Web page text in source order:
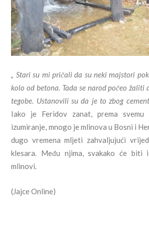
„ Stari su mi pričali da su neki majstori
kolo od betona. Tada se narod počeo žaliti
tegobe. Ustanovili su da je to zbog
Iako je Feridov zanat, prema svemu
izumiranje, mnogo je mlinova u Bosni i
dugo vremena mljeti zahvaljujući
klesara. Među njima, svakako će biti
mlinovi.
(Jajce Online)